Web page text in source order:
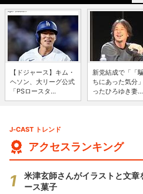
【ドジャース】キム・
ヘソン、大リーグ公式
「PSロースタ...
新党結成で「「
ちにあった気分
ったひろゆき妻...
J-CAST トレンド
アクセスランキング
米津玄師さんがイラストと文
ース菓子